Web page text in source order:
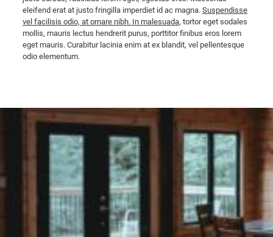
eleifend erat at justo fringilla imperdiet id ac magna. Suspendisse
vel facilisis odio, at ornare nibh. In malesuada, tortor eget sodales
mollis, mauris lectus hendrerit purus, porttitor finibus eros lorem
eget mauris. Curabitur lacinia enim at ex blandit, vel pellentesque
odio elementum.